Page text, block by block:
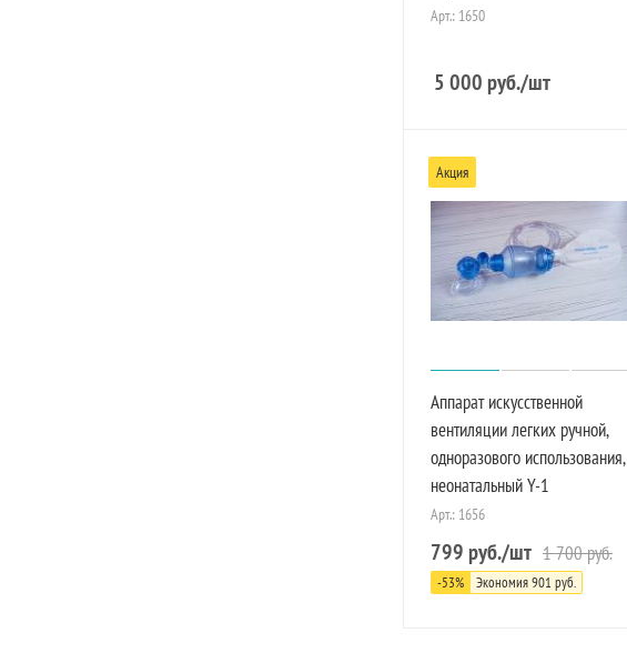
Арт.: 1650
5 000руб./шт
Акция
Аппарат искусственной
вентиляции легких ручной,
одноразового использования,
неонатальный Y-1
Арт.: 1656
799руб./шт 1 700руб.
-53% Экономия901 руб.